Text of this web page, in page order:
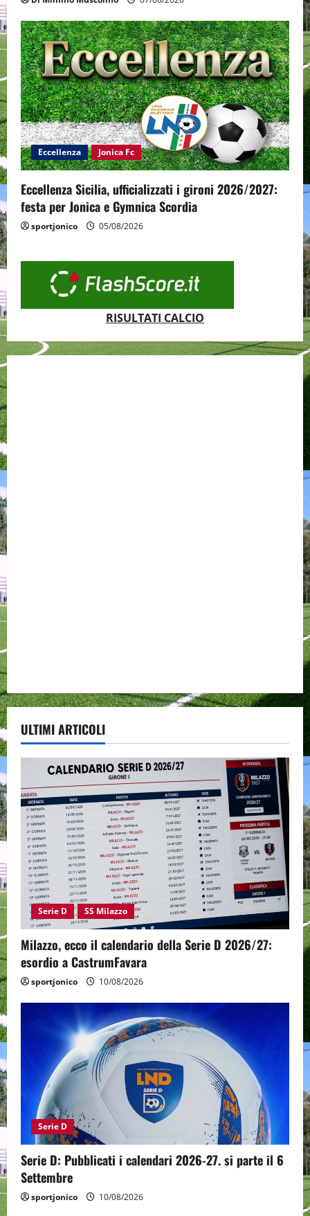
Eccellenza Jonica Fc
Eccellenza Sicilia, ufficializzati i gironi 2026/2027:
festa per Jonica e Gymnica Scordia
sportjonico 05/08/2026
RISULTATI CALCIO
ULTIMI ARTICOLI
Serie D SS Milazzo
Milazzo, ecco il calendario della Serie D 2026/27:
esordio a CastrumFavara
sportjonico 10/08/2026
Serie D
Serie D: Pubblicati i calendari 2026-27. si parte il 6
Settembre
sportjonico 10/08/2026